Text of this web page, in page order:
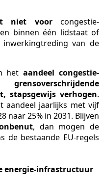
niet voorcongestie-
binnen één lidstaat of
van de
hetaandeel congestie-
stapsgewijs verhogen.
aandeel jaarlijks met vijf
naar 25% in 2031. Blijven
, dan mogen de
de bestaande EU-regels
energie-infrastructuur